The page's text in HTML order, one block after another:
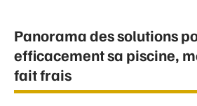
Panorama des solutions
efficacement sa piscine,
fait frais